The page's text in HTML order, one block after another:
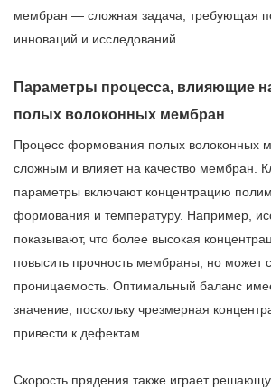
мембран — сложная задача, требующая
инноваций и исследований.
Параметры процесса, влияющие
полых волоконных мембран
Процесс формования полых волоконных
сложным и влияет на качество мембран.
параметры включают концентрацию
формования и температуру. Например,
показывают, что более высокая
повысить прочность мембраны, но может
проницаемость. Оптимальный баланс
значение, поскольку чрезмерная
привести к дефектам.
Скорость прядения также играет